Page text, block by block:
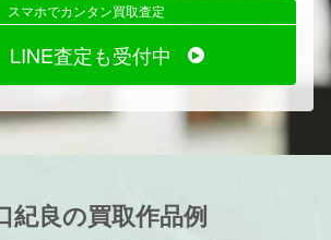
スマホでカンタン買取査定
LINE査定も受付中
紀良の買取作品例